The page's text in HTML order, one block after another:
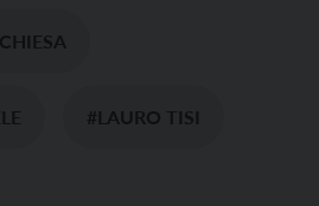
#LAURO TISI